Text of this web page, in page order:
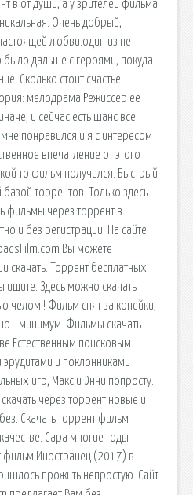
в от души, а у зрителей фильма
Очень добрый,
любви.один из не
дальше с героями, покуда
Сколько стоит счастье
мелодрама Режиссер ее
и сейчас есть шанс все
понравился и я с интересом
впечатление от этого
то фильм получился. Быстрый
торрентов. Только здесь
фильмы через торрент в
и без регистрации. На сайте
Вы можете
скачать. Торрент бесплатных
Здесь можно скачать
челом!! Фильм снят за копейки,
- минимум. Фильмы скачать
Естественным поисковым
эрудитами и поклонниками
игр, Макс и Энни попросту.
через торрент новые и
Скачать торрент фильм
Сара многие годы
фильм Иностранец (2017) в
прожить непростую. Сайт